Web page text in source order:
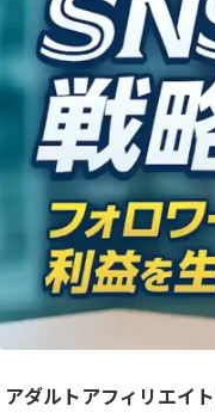
アダルトアフィリエイト